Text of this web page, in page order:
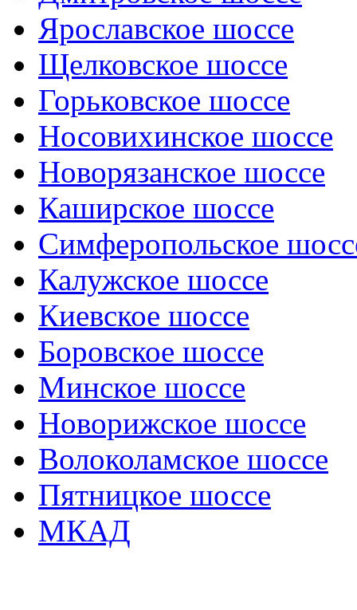
Ярославское шоссе
Щелковское шоссе
Горьковское шоссе
Носовихинское шоссе
Новорязанское шоссе
Каширское шоссе
Симферопольское
Калужское шоссе
Киевское шоссе
Боровское шоссе
Минское шоссе
Новорижское шоссе
Волоколамское шоссе
Пятницкое шоссе
МКАД